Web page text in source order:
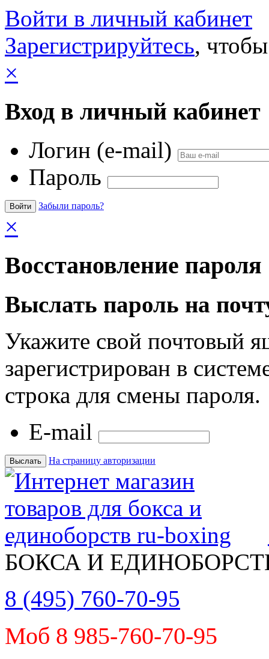
Войти в личный кабинет
Зарегистрируйтесь,
×
Вход в личный кабинет
Логин (e-mail)
Пароль
Забыли пароль?
×
Восстановление пароля
Выслать пароль на
Укажите свой почтовый
зарегистрирован в
строка для смены пароля.
E-mail
На страницу авторизации
БОКСА И
8 (495) 760-70-95
Моб 8 985-760-70-95